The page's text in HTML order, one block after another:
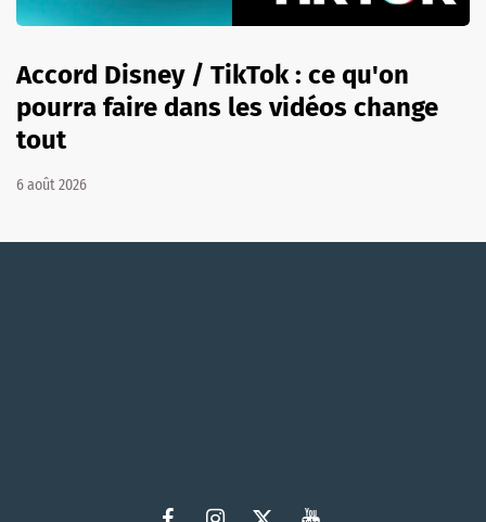
Accord Disney / TikTok : ce qu'on
pourra faire dans les vidéos change
tout
6 août 2026